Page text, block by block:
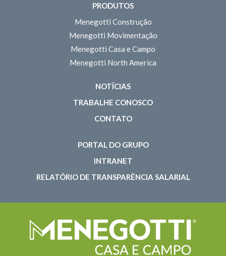
PRODUTOS
Menegotti Construção
Menegotti Movimentação
Menegotti Casa e Campo
Menegotti North America
NOTÍCIAS
TRABALHE CONOSCO
CONTATO
PORTAL DO GRUPO
INTRANET
RELATÓRIO DE TRANSPARÊNCIA SALARIAL